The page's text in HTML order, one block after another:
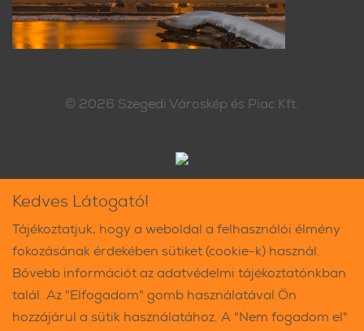
© 2026 Szegedi Városkép és Piac Kft.
Kedves Látogató!
Tájékoztatjuk, hogy a weboldal a felhasználói élmény
fokozásának érdekében sütiket (cookie-k) használ.
Bővebb információt az adatvédelmi tájékoztatónkban
talál. Az "Elfogadom" gomb használatával Ön
hozzájárul a sütik használatához. A "Nem fogadom el"